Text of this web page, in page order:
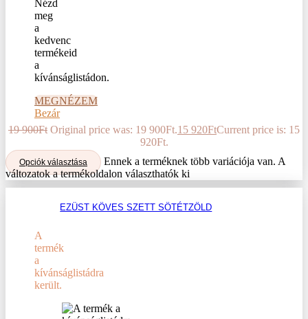
Nézd
meg
a
kedvenc
termékeid
a
kívánságlistádon.
MEGNÉZEM
Bezár
19 900Ft Original price was: 19 900Ft.15 920FtCurrent price is: 15
920Ft.
Opciók választása
Ennek a terméknek több variációja van. A
változatok a termékoldalon választhatók ki
EZÜST KÖVES SZETT SÖTÉTZÖLD
A
termék
a
kívánságlistádra
került.